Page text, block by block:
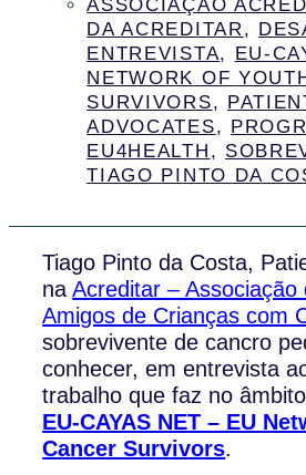
ASSOCIAÇÃO
DA ACREDITAR ,
ENTREVISTA, EU-
NETWORK OF
SURVIVORS,
ADVOCATES,
EU4HEALTH ,
TIAGO PINTO DA
Tiago Pinto da Costa,
naAcreditar – Associação
Amigos de Crianças com
sobrevivente de cancro
conhecer, em entrevista
trabalho que faz no
EU-CAYAS NET – EU
Cancer Survivors.